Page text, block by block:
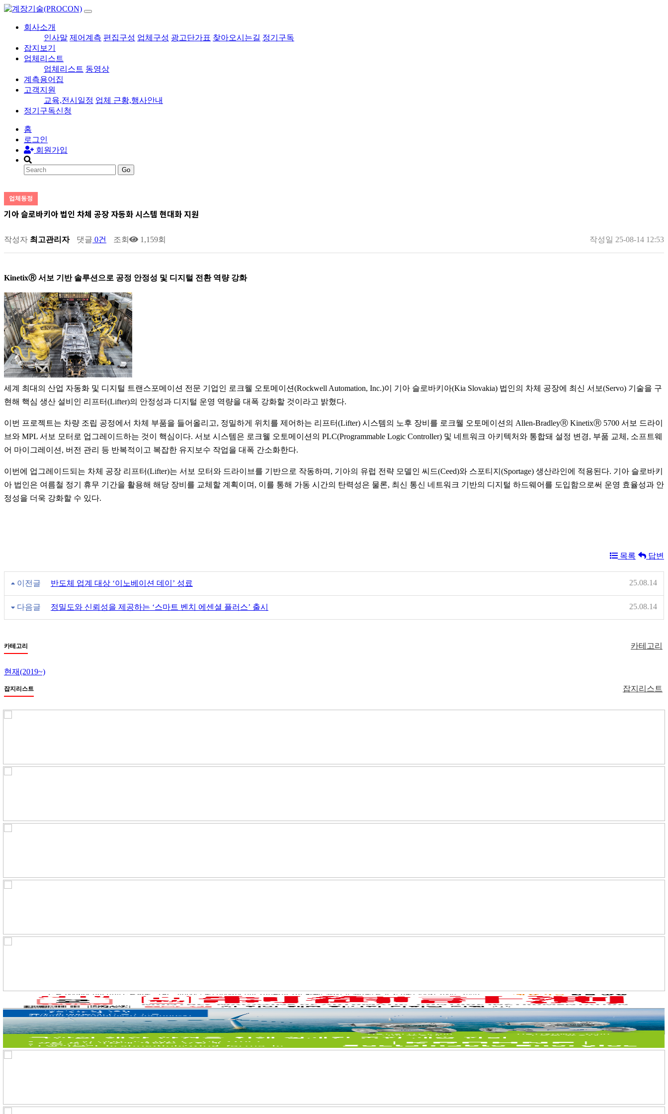
회사소개
인사말 제어계측 편집구성 업체구성 광고단가표 찾아오시는길 정기구독
잡지보기
업체리스트
업체리스트 동영상
계측용어집
고객지원
교육,전시일정 업체 근황,행사안내
정기구독신청
홈
로그인
회원가입
Go
업체동정
기아 슬로바키아 법인 차체 공장 자동화 시스템 현대화 지원
작성자 최고관리자 댓글 0건 조회 1,159회 작성일 25-08-14 12:53
KinetixⓇ 서보 기반 솔루션으로 공정 안정성 및 디지털 전환 역량 강화
세계 최대의 산업 자동화 및 디지털 트랜스포메이션 전문 기업인 로크웰 오토메이션(Rockwell Automation, Inc.)이 기아 슬로바키아(Kia Slovakia) 법인의 차체 공장에 최신 서보(Servo) 기술을 구
현해 핵심 생산 설비인 리프터(Lifter)의 안정성과 디지털 운영 역량을 대폭 강화할 것이라고 밝혔다.
이번 프로젝트는 차량 조립 공정에서 차체 부품을 들어올리고, 정밀하게 위치를 제어하는 리프터(Lifter) 시스템의 노후 장비를 로크웰 오토메이션의 Allen-BradleyⓇ KinetixⓇ 5700 서보 드라이
브와 MPL 서보 모터로 업그레이드하는 것이 핵심이다. 서보 시스템은 로크웰 오토메이션의 PLC(Programmable Logic Controller) 및 네트워크 아키텍처와 통합돼 설정 변경, 부품 교체, 소프트웨
어 마이그레이션, 버전 관리 등 반복적이고 복잡한 유지보수 작업을 대폭 간소화한다.
이번에 업그레이드되는 차체 공장 리프터(Lifter)는 서보 모터와 드라이브를 기반으로 작동하며, 기아의 유럽 전략 모델인 씨드(Ceed)와 스포티지(Sportage) 생산라인에 적용된다. 기아 슬로바키
아 법인은 여름철 정기 휴무 기간을 활용해 해당 장비를 교체할 계획이며, 이를 통해 가동 시간의 탄력성은 물론, 최신 통신 네트워크 기반의 디지털 하드웨어를 도입함으로써 운영 효율성과 안
정성을 더욱 강화할 수 있다.
목록 답변
이전글 반도체 업계 대상 ‘이노베이션 데이’ 성료 25.08.14
다음글 정밀도와 신뢰성을 제공하는 ‘스마트 벤치 에센셜 플러스’ 출시 25.08.14
카테고리 카테고리
현재(2019~)
잡지리스트 잡지리스트